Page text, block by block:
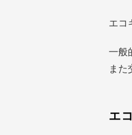
エコ
一般
また
エ